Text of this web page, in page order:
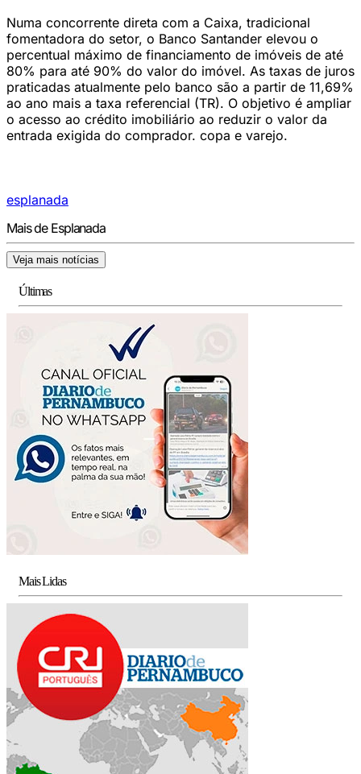
Numa concorrente direta com a Caixa, tradicional
fomentadora do setor, o Banco Santander elevou o
percentual máximo de financiamento de imóveis de até
80% para até 90% do valor do imóvel. As taxas de juros
praticadas atualmente pelo banco são a partir de 11,69%
ao ano mais a taxa referencial (TR). O objetivo é ampliar
o acesso ao crédito imobiliário ao reduzir o valor da
entrada exigida do comprador. copa e varejo.
esplanada
Mais de Esplanada
Veja mais notícias
Últimas
Mais Lidas